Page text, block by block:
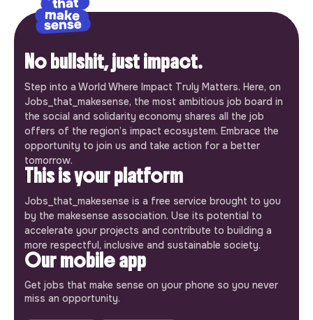
No bullshit, just impact.
Step into a World Where Impact Truly Matters. Here, on
Jobs_that_makesense, the most ambitious job board in
the social and solidarity economy shares all the job
offers of the region’s impact ecosystem. Embrace the
opportunity to join us and take action for a better
tomorrow.
This is your platform
Jobs_that_makesense is a free service brought to you
by the makesense association. Use its potential to
accelerate your projects and contribute to building a
more respectful, inclusive and sustainable society.
Our mobile app
Get jobs that make sense on your phone so you never
miss an opportunity.